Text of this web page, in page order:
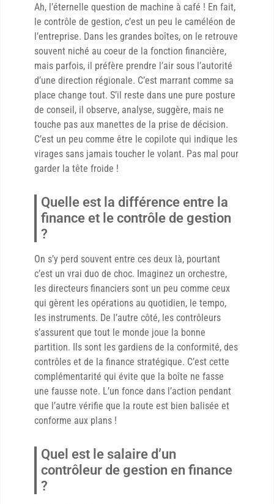
Ah, l’éternelle question de machine à café ! En fait,
le contrôle de gestion, c’est un peu le caméléon de
l’entreprise. Dans les grandes boîtes, on le retrouve
souvent niché au coeur de la fonction financière,
mais parfois, il préfère prendre l’air sous l’autorité
d’une direction régionale. C’est marrant comme sa
place change tout. S’il reste dans une pure posture
de conseil, il observe, analyse, suggère, mais ne
touche pas aux manettes de la prise de décision.
C’est un peu comme être le copilote qui indique les
virages sans jamais toucher le volant. Pas mal pour
garder la tête froide !
Quelle est la différence entre la
finance et le contrôle de gestion
?
On s’y perd souvent entre ces deux là, pourtant
c’est un vrai duo de choc. Imaginez un orchestre,
les directeurs financiers sont un peu comme ceux
qui gèrent les opérations au quotidien, le tempo,
les instruments. De l’autre côté, les contrôleurs
s’assurent que tout le monde joue la bonne
partition. Ils sont les gardiens de la conformité, des
contrôles et de la finance stratégique. C’est cette
complémentarité qui évite que la boîte ne fasse
une fausse note. L’un fonce dans l’action pendant
que l’autre vérifie que la route est bien balisée et
conforme aux plans !
Quel est le salaire d’un
contrôleur de gestion en finance
?